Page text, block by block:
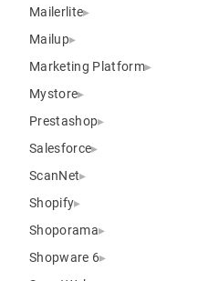
Mailerlite
Mailup
Marketing Platform
Mystore
Prestashop
Salesforce
ScanNet
Shopify
Shoporama
Shopware 6